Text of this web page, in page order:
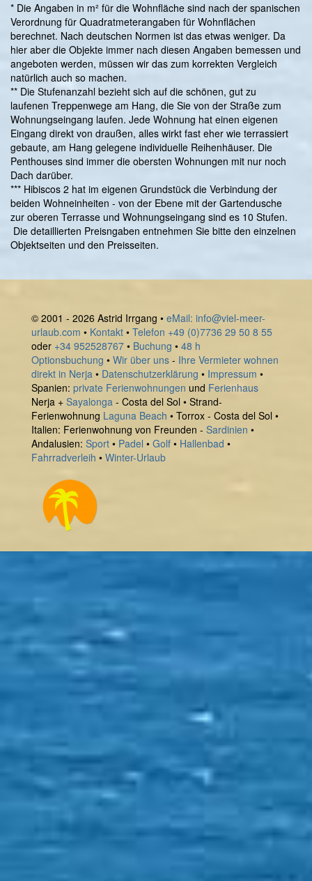
* Die Angaben in m² für die Wohnfläche sind nach der spanischen
Verordnung für Quadratmeterangaben für Wohnflächen
berechnet. Nach deutschen Normen ist das etwas weniger. Da
hier aber die Objekte immer nach diesen Angaben bemessen und
angeboten werden, müssen wir das zum korrekten Vergleich
natürlich auch so machen.
** Die Stufenanzahl bezieht sich auf die schönen, gut zu
laufenen Treppenwege am Hang, die Sie von der Straße zum
Wohnungseingang laufen. Jede Wohnung hat einen eigenen
Eingang direkt von draußen, alles wirkt fast eher wie terrassiert
gebaute, am Hang gelegene individuelle Reihenhäuser. Die
Penthouses sind immer die obersten Wohnungen mit nur noch
Dach darüber.
*** Hibiscos 2 hat im eigenen Grundstück die Verbindung der
beiden Wohneinheiten - von der Ebene mit der Gartendusche
zur oberen Terrasse und Wohnungseingang sind es 10 Stufen.
Die detaillierten Preisngaben entnehmen Sie bitte den einzelnen
Objektseiten und den Preisseiten.
© 2001 - 2026 Astrid Irrgang • eMail: info@viel-meer-
urlaub.com • Kontakt • Telefon +49 (0)7736 29 50 8 55
oder +34 952528767 • Buchung • 48 h
Optionsbuchung • Wir über uns - Ihre Vermieter wohnen
direkt in Nerja • Datenschutzerklärung • Impressum •
Spanien: private Ferienwohnungen und Ferienhaus
Nerja + Sayalonga - Costa del Sol • Strand-
Ferienwohnung Laguna Beach • Torrox - Costa del Sol •
Italien: Ferienwohnung von Freunden - Sardinien •
Andalusien: Sport • Padel • Golf • Hallenbad •
Fahrradverleih • Winter-Urlaub